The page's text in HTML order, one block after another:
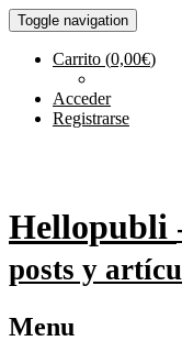
Toggle navigation
Carrito (0,00€)
Acceder
Registrarse
Hellopubli
posts y
Menu